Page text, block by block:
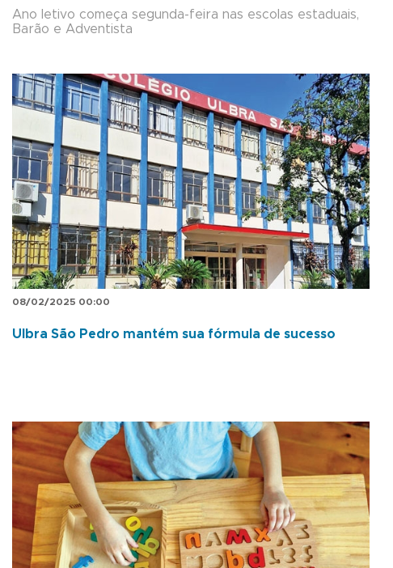
Ano letivo começa segunda-feira nas escolas estaduais,
Barão e Adventista
08/02/2025 00:00
Ulbra São Pedro mantém sua fórmula de sucesso